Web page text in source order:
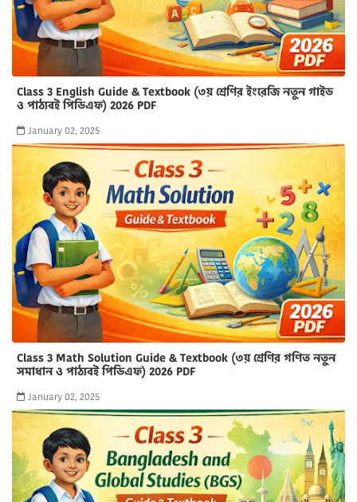
Class 3 English Guide & Textbook (৩য় শ্রেণির ইংরেজি নতুন গাইড
ও পাঠ্যবই পিডিএফ) 2026 PDF
January 02, 2025
Class 3 Math Solution Guide & Textbook (৩য় শ্রেণির গণিত নতুন
সমাধান ও পাঠ্যবই পিডিএফ) 2026 PDF
January 02, 2025